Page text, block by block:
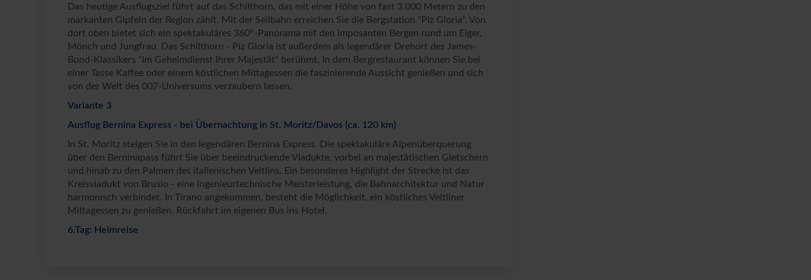
Das heutige Ausflugsziel führt auf das Schilthorn, das mit einer Höhe von fast 3.000 Metern zu den
markanten Gipfeln der Region zählt. Mit der Seilbahn erreichen Sie die Bergstation "Piz Gloria“. Von
dort oben bietet sich ein spektakuläres 360°-Panorama mit den imposanten Bergen rund um Eiger,
Mönch und Jungfrau. Das Schilthorn - Piz Gloria ist außerdem als legendärer Drehort des James-
Bond-Klassikers "Im Geheimdienst Ihrer Majestät" berühmt. In dem Bergrestaurant können Sie bei
einer Tasse Kaffee oder einem köstlichen Mittagessen die faszinierende Aussicht genießen und sich
von der Welt des 007-Universums verzaubern lassen.
Variante 3
Ausflug Bernina Express - bei Übernachtung in St. Moritz/Davos (ca. 120 km)
In St. Moritz steigen Sie in den legendären Bernina Express. Die spektakuläre Alpenüberquerung
über den Berninapass führt Sie über beeindruckende Viadukte, vorbei an majestätischen Gletschern
und hinab zu den Palmen des italienischen Veltlins. Ein besonderes Highlight der Strecke ist das
Kreisviadukt von Brusio - eine ingenieurtechnische Meisterleistung, die Bahnarchitektur und Natur
harmonisch verbindet. In Tirano angekommen, besteht die Möglichkeit, ein köstliches Veltliner
Mittagessen zu genießen. Rückfahrt im eigenen Bus ins Hotel.
6.Tag: Heimreise